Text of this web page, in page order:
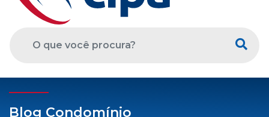
Blog Condomínio